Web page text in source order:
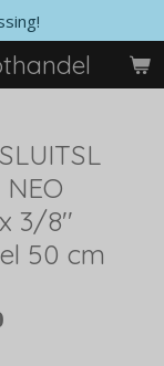
3/8''
50 cm